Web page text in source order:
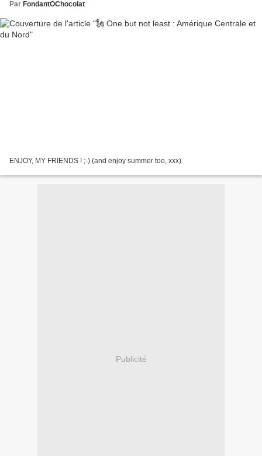
Par FondantOChocolat
ENJOY, MY FRIENDS ! ;-) (and enjoy summer too, xxx)
Publicité